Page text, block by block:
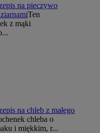
na pieczywo
Ten
z mąki
na chleb z małego
chleba o
i miękkim, r...